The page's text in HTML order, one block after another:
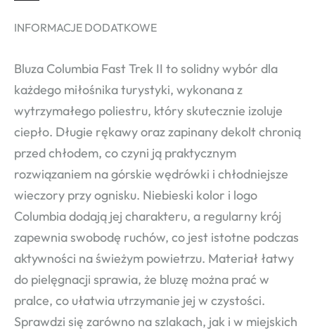
INFORMACJE DODATKOWE
Bluza Columbia Fast Trek II to solidny wybór dla
każdego miłośnika turystyki, wykonana z
wytrzymałego poliestru, który skutecznie izoluje
ciepło. Długie rękawy oraz zapinany dekolt chronią
przed chłodem, co czyni ją praktycznym
rozwiązaniem na górskie wędrówki i chłodniejsze
wieczory przy ognisku. Niebieski kolor i logo
Columbia dodają jej charakteru, a regularny krój
zapewnia swobodę ruchów, co jest istotne podczas
aktywności na świeżym powietrzu. Materiał łatwy
do pielęgnacji sprawia, że bluzę można prać w
pralce, co ułatwia utrzymanie jej w czystości.
Sprawdzi się zarówno na szlakach, jak i w miejskich